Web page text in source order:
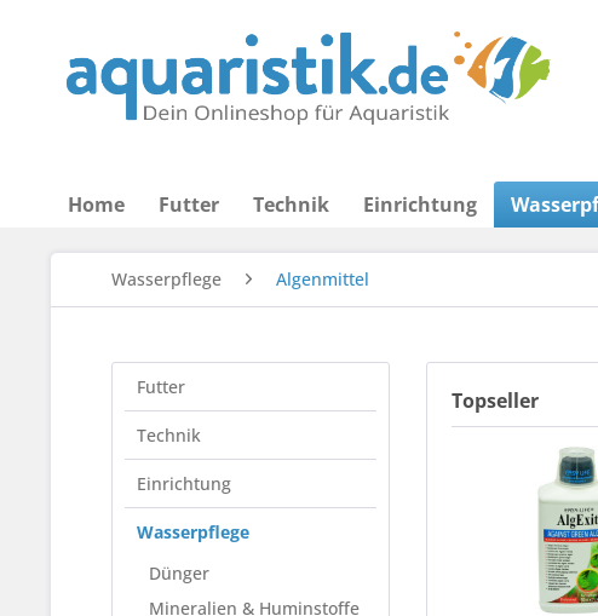
Home Futter Technik Einrichtung
Wasserpflege Algenmittel
Futter
Technik
Einrichtung
Wasserpflege
Dünger
Mineralien & Huminstoffe
Topseller